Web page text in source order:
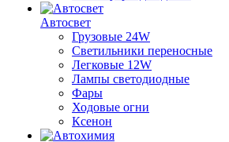
Автосвет
Грузовые 24W
Светильники переносные
Легковые 12W
Лампы светодиодные
Фары
Ходовые огни
Ксенон